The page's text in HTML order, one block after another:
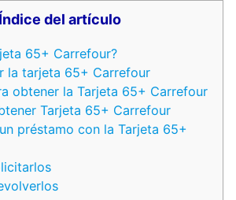
Índice del artículo
65+ Carrefour?
la tarjeta 65+ Carrefour
obtener la Tarjeta 65+ Carrefour
Tarjeta 65+ Carrefour
préstamo con la Tarjeta 65+